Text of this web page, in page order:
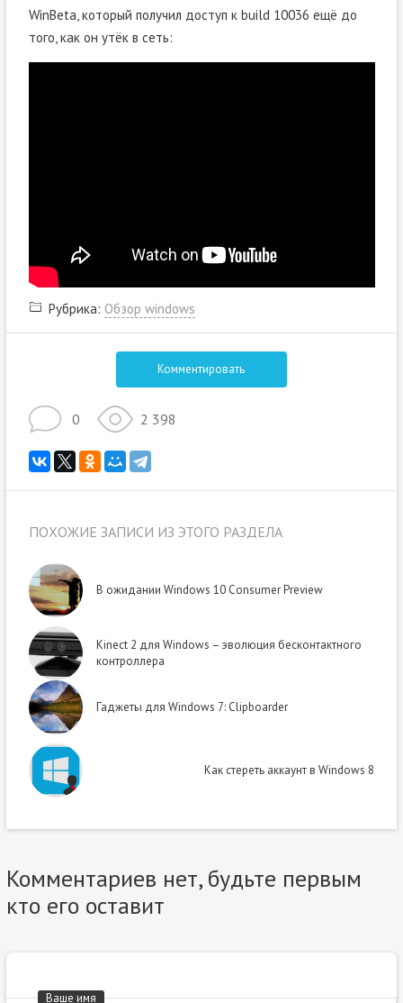
WinBeta, который получил доступ к build 10036 ещё до
того, как он утёк в сеть:
Рубрика: Обзор windows
Комментировать
0 2 398
ПОХОЖИЕ ЗАПИСИ ИЗ ЭТОГО РАЗДЕЛА
В ожидании Windows 10 Consumer Preview
Kinect 2 для Windows – эволюция бесконтактного
контроллера
Гаджеты для Windows 7: Clipboarder
Как стереть аккаунт в Windows 8
Комментариев нет, будьте первым
кто его оставит
Ваше имя